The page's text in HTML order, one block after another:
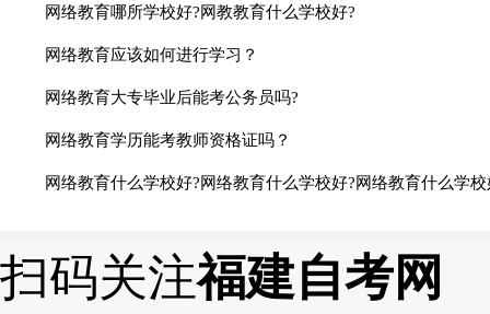
网络教育哪所学校好?网教教育什么学校好?
网络教育应该如何进行学习？
网络教育大专毕业后能考公务员吗?
网络教育学历能考教师资格证吗？
网络教育什么学校好?网络教育什么学校好?网络教育什么学
扫码关注福建自考网